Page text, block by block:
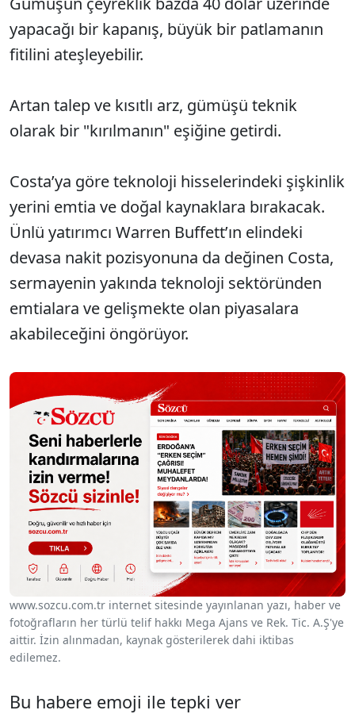
yapacağı bir kapanış, büyük bir patlamanın
fitilini ateşleyebilir.
Artan talep ve kısıtlı arz, gümüşü teknik
olarak bir "kırılmanın" eşiğine getirdi.
Costa’ya göre teknoloji hisselerindeki şişkinlik
yerini emtia ve doğal kaynaklara bırakacak.
Ünlü yatırımcı Warren Buffett’ın elindeki
devasa nakit pozisyonuna da değinen Costa,
sermayenin yakında teknoloji sektöründen
emtialara ve gelişmekte olan piyasalara
akabileceğini öngörüyor.
www.sozcu.com.tr internet sitesinde yayınlanan yazı, haber ve
fotoğrafların her türlü telif hakkı Mega Ajans ve Rek. Tic. A.Ş'ye
aittir. İzin alınmadan, kaynak gösterilerek dahi iktibas
edilemez.
Bu habere emoji ile tepki ver